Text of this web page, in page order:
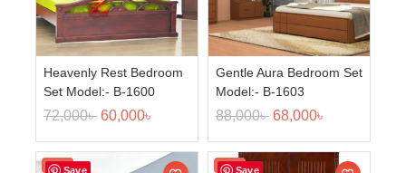
Heavenly Rest Bedroom
Set Model:- B-1600
72,000৳ 60,000৳
Gentle Aura Bedroom Set
Model:- B-1603
88,000৳ 68,000৳
Save
Sale! Save
Sale!